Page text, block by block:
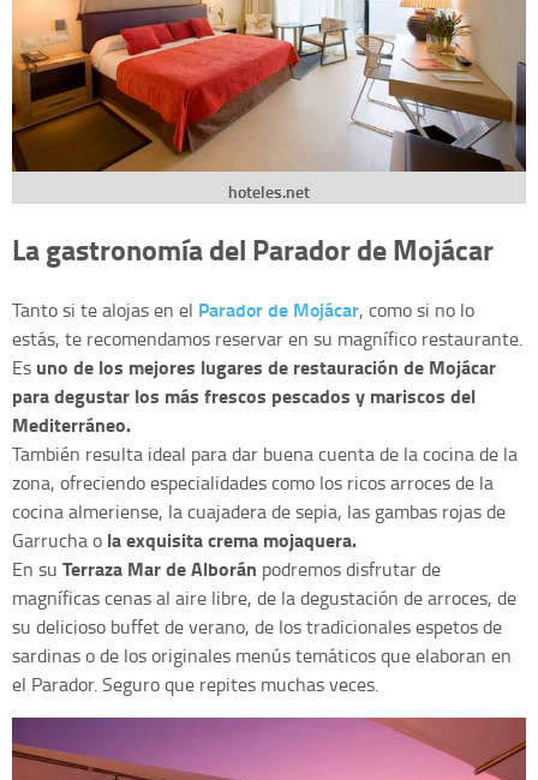
hoteles.net
La gastronomía del Parador de Mojácar
Tanto si te alojas en el Parador de Mojácar, como si no lo
estás, te recomendamos reservar en su magnífico restaurante.
Es uno de los mejores lugares de restauración de Mojácar
para degustar los más frescos pescados y mariscos del
Mediterráneo.
También resulta ideal para dar buena cuenta de la cocina de la
zona, ofreciendo especialidades como los ricos arroces de la
cocina almeriense, la cuajadera de sepia, las gambas rojas de
Garrucha o la exquisita crema mojaquera.
En su Terraza Mar de Alborán podremos disfrutar de
magníficas cenas al aire libre, de la degustación de arroces, de
su delicioso buffet de verano, de los tradicionales espetos de
sardinas o de los originales menús temáticos que elaboran en
el Parador. Seguro que repites muchas veces.